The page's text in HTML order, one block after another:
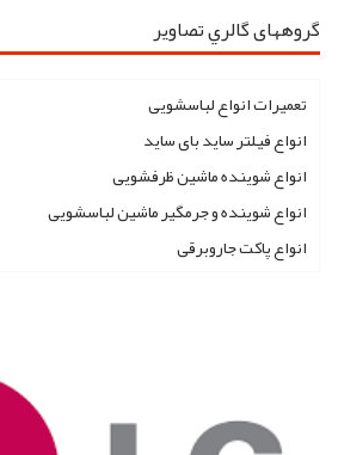
گروههای گالري تصاوير
تعمیرات انواع لباسشویی
انواع فیلتر ساید بای ساید
انواع شوینده ماشین ظرفشویی
انواع شوینده و جرمگیر ماشین لباسشویی
انواع پاکت جاروبرقی